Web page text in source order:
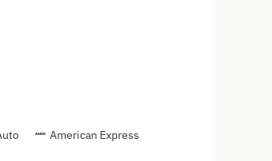
American Express